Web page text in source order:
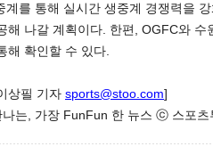
계를 통해 실시간 생중계 경쟁력을
해 나갈 계획이다. 한편, OGFC와
해 확인할 수 있다.
상필 기자 sports@stoo.com]
나는, 가장 FunFun 한 뉴스 ⓒ 스포츠